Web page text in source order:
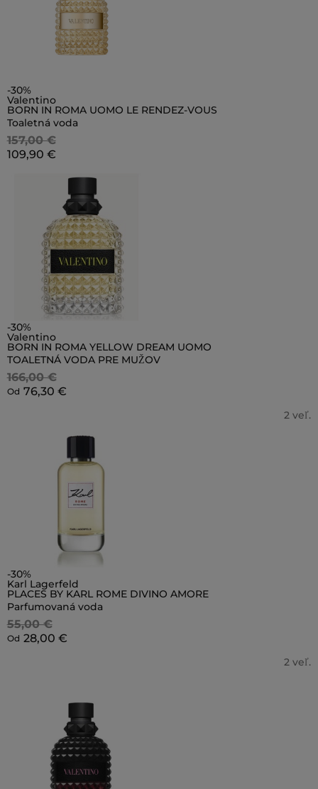
-30%
Valentino
BORN IN ROMA UOMO LE RENDEZ-VOUS
Toaletná voda
157,00 €
109,90 €
-30%
Valentino
BORN IN ROMA YELLOW DREAM UOMO
TOALETNÁ VODA PRE MUŽOV
166,00 €
Od 76,30 €
2 veľ.
-30%
Karl Lagerfeld
PLACES BY KARL ROME DIVINO AMORE
Parfumovaná voda
55,00 €
Od 28,00 €
2 veľ.